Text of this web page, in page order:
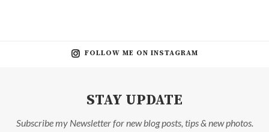
FOLLOW ME ON INSTAGRAM
STAY UPDATE
Subscribe my Newsletter for new blog posts, tips & new photos.